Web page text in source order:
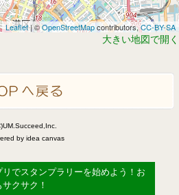
Leaflet| ©OpenStreetMapcontributors,CC-BY-SA
大きい地図で開く
by idea canvas
リでスタンプラリーを始めよう！お
クサク！